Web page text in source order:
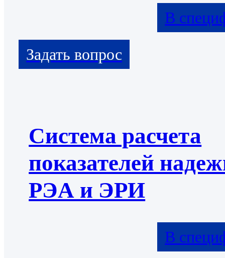
В
Система расчета
показателей
РЭА и ЭРИ
В